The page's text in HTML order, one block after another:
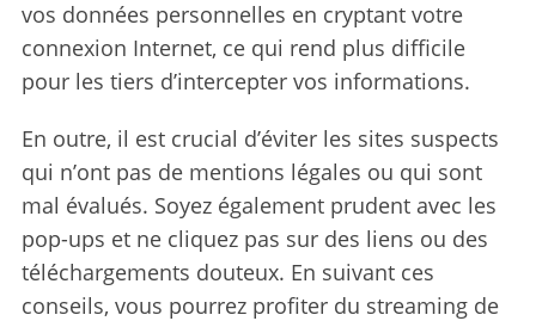
vos données personnelles en cryptant votre
connexion Internet, ce qui rend plus difficile
pour les tiers d’intercepter vos informations.
En outre, il est crucial d’éviter les sites suspects
qui n’ont pas de mentions légales ou qui sont
mal évalués. Soyez également prudent avec les
pop-ups et ne cliquez pas sur des liens ou des
téléchargements douteux. En suivant ces
conseils, vous pourrez profiter du streaming de